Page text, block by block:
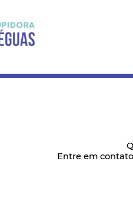
Entre em contato